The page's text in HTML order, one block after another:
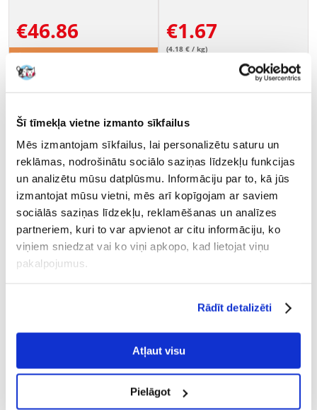
Šī tīmekļa vietne izmanto sīkfailus
Mēs izmantojam sīkfailus, lai personalizētu saturu un
reklāmas, nodrošinātu sociālo saziņas līdzekļu funkcijas
un analizētu mūsu datplūsmu. Informāciju par to, kā jūs
izmantojat mūsu vietni, mēs arī kopīgojam ar saviem
sociālās saziņas līdzekļu, reklamēšanas un analīzes
partneriem, kuri to var apvienot ar citu informāciju, ko
viņiem sniedzat vai ko viņi apkopo, kad lietojat viņu
pakalpojumus.
Rādīt detalizēti
Atļaut visu
Pielāgot
€46.86 €1.67
(4.18 € / kg)
PIEVIENOT GROZAM
6 x 185 g mitrā barība
barība sterilizētiem kaķiem
€ 1.25